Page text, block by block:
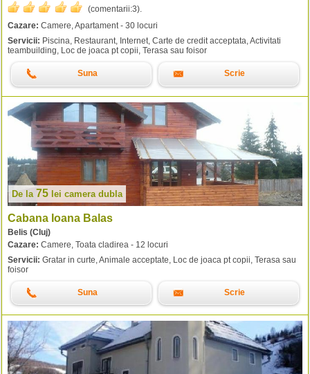
(comentarii:3).
Cazare: Camere, Apartament - 30 locuri
Servicii: Piscina, Restaurant, Internet, Carte de credit acceptata, Activitati
teambuilding, Loc de joaca pt copii, Terasa sau foisor
Suna Scrie
De la 75 lei camera dubla
Cabana Ioana Balas
Belis (Cluj)
Cazare: Camere, Toata cladirea - 12 locuri
Servicii: Gratar in curte, Animale acceptate, Loc de joaca pt copii, Terasa sau
foisor
Suna Scrie